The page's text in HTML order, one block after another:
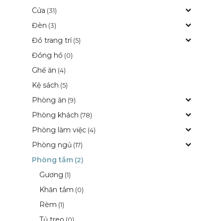
Cửa (31)
Đèn (3)
Đồ trang trí (5)
Đồng hồ (0)
Ghế ăn (4)
Kệ sách (5)
Phòng ăn (9)
Phòng khách (78)
Phòng làm việc (4)
Phòng ngủ (17)
Phòng tắm (2)
Gương (1)
Khăn tắm (0)
Rèm (1)